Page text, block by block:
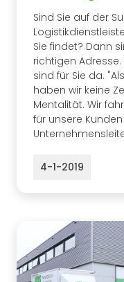
Sind Sie auf der
Sie findet? Dann
richtigen Adresse.
sind für Sie da.
haben wir keine
Mentalität. Wir
für unsere
4-1-2019